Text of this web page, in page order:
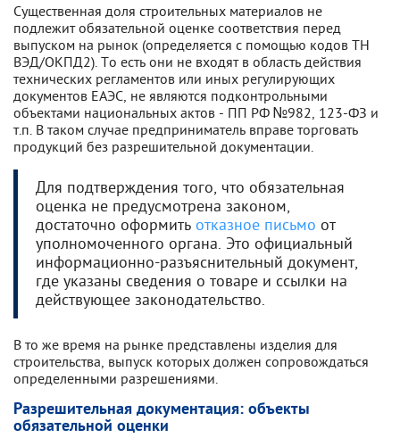
Существенная доля строительных материалов не
подлежит обязательной оценке соответствия перед
выпуском на рынок (определяется с помощью кодов ТН
ВЭД/ОКПД2). То есть они не входят в область действия
технических регламентов или иных регулирующих
документов ЕАЭС, не являются подконтрольными
объектами национальных актов - ПП РФ №982, 123-ФЗ и
т.п. В таком случае предприниматель вправе торговать
продукций без разрешительной документации.
Для подтверждения того, что обязательная
оценка не предусмотрена законом,
достаточно оформить отказное письмо от
уполномоченного органа. Это официальный
информационно-разъяснительный документ,
где указаны сведения о товаре и ссылки на
действующее законодательство.
В то же время на рынке представлены изделия для
строительства, выпуск которых должен сопровождаться
определенными разрешениями.
Разрешительная документация: объекты
обязательной оценки